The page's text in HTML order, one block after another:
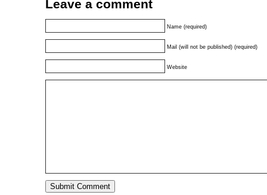
Leave a comment
Name (required)
Mail (will not be published) (required)
Website